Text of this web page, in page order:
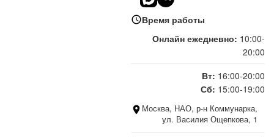
Время работы
Онлайн ежедневно: 10:00-
20:00
Вт: 16:00-20:00
Сб: 15:00-19:00
Москва, НАО, р-н Коммунарка,
ул. Василия Ощепкова, 1